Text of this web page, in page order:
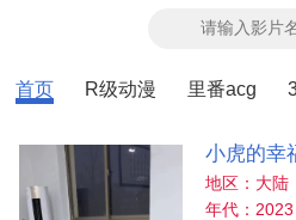
首页 R级动漫 里番acg
小虎的幸
地区：大陆
年代：2023